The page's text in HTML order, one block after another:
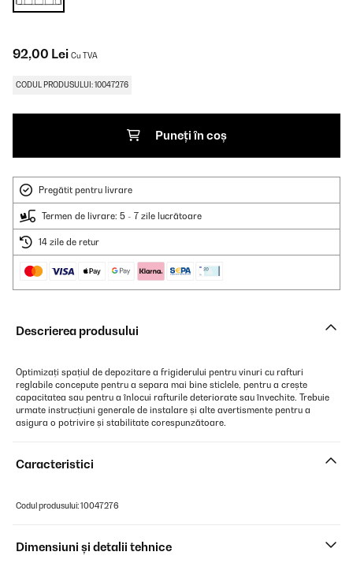
92,00 Lei Cu TVA
CODUL PRODUSULUI: 10047276
Puneți în coș
Pregătit pentru livrare
Termen de livrare: 5 - 7 zile lucrătoare
14 zile de retur
Descrierea produsului
Optimizați spațiul de depozitare a frigiderului pentru vinuri cu rafturi
reglabile concepute pentru a separa mai bine sticlele, pentru a crește
capacitatea sau pentru a înlocui rafturile deteriorate sau învechite. Trebuie
urmate instrucțiuni generale de instalare și alte avertismente pentru a
asigura o potrivire și stabilitate corespunzătoare.
Caracteristici
Codul produsului: 10047276
Dimensiuni și detalii tehnice